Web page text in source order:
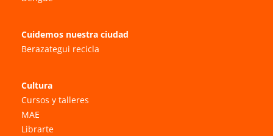
Cuidemos nuestra ciudad
Berazategui recicla
Cultura
Cursos y talleres
MAE
Librarte